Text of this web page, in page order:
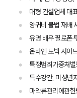
대형 건설업체 대
양귀비 불법 재배
유명 배우 필로폰
온라인 도박 사이
특정범죄가중처
특수강간, 미성년
마약류관리에관